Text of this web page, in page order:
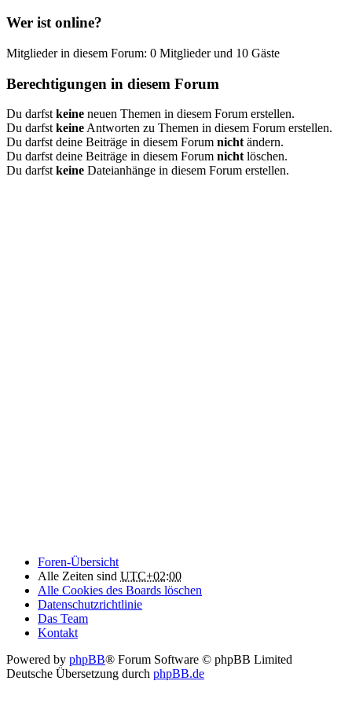
Wer ist online?
Mitglieder in diesem Forum: 0 Mitglieder und 10 Gäste
Berechtigungen in diesem Forum
Du darfst keine neuen Themen in diesem Forum erstellen.
Du darfst keine Antworten zu Themen in diesem Forum erstellen.
Du darfst deine Beiträge in diesem Forum nicht ändern.
Du darfst deine Beiträge in diesem Forum nicht löschen.
Du darfst keine Dateianhänge in diesem Forum erstellen.
Foren-Übersicht
Alle Zeiten sind UTC+02:00
Alle Cookies des Boards löschen
Datenschutzrichtlinie
Das Team
Kontakt
Powered by phpBB® Forum Software © phpBB Limited
Deutsche Übersetzung durch phpBB.de